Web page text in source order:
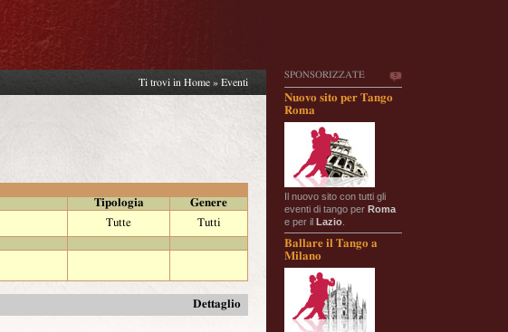
SPONSORIZZATE
Nuovo sito per Tango
Roma
Il nuovo sito con tutti gli
eventi di tango per Roma
e per il Lazio
Ballare il Tango a
Milano
Ti trovi in Home » Eventi
Tipologia
Genere
Tutte
Tutti
Dettaglio